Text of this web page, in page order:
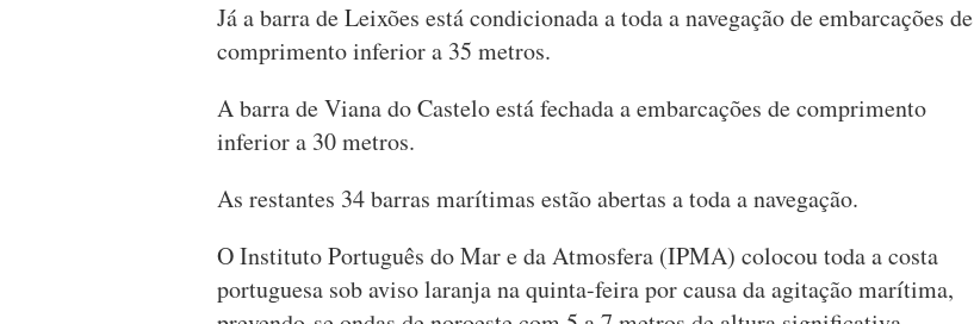
Já a barra de Leixões está condicionada a toda a navegação de embarcações de
comprimento inferior a 35 metros.
A barra de Viana do Castelo está fechada a embarcações de comprimento
inferior a 30 metros.
As restantes 34 barras marítimas estão abertas a toda a navegação.
O Instituto Português do Mar e da Atmosfera (IPMA) colocou toda a costa
portuguesa sob aviso laranja na quinta-feira por causa da agitação marítima,